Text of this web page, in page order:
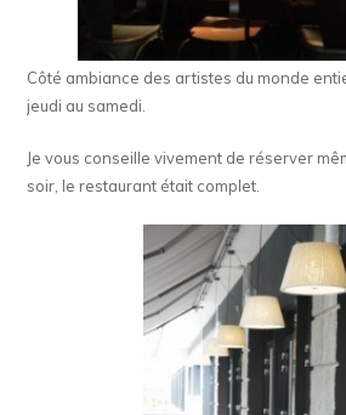
Côté ambiance des artistes du monde
jeudi au samedi.
Je vous conseille vivement de réserver
soir, le restaurant était complet.